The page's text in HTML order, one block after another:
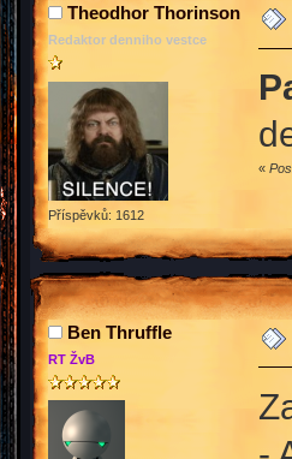
Theodhor Thorinson
Redaktor denniho vestce
Příspěvků: 1612
«
Ben Thruffle
RT ŽvB